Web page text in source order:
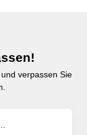
verpassen Sie